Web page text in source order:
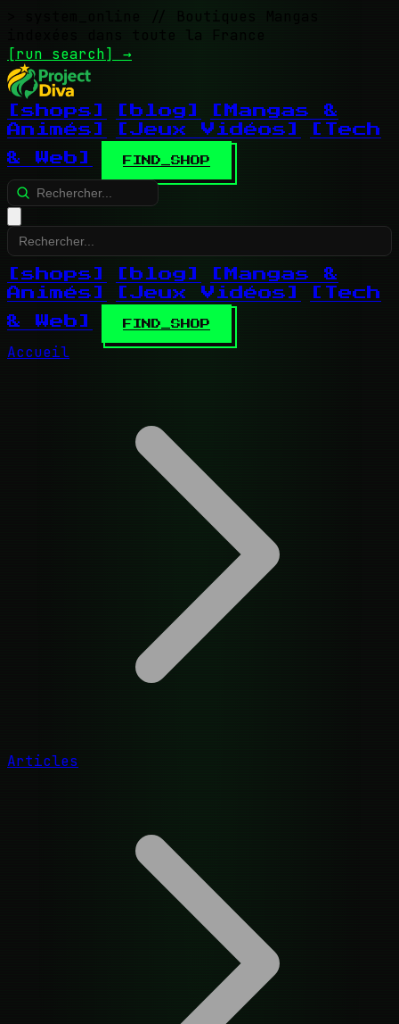
// Boutiques Mangas
indexées dans toute la France
[run search] →
[shops] [blog]
[Mangas &
Animés]
[Jeux Vidéos]
[Tech
& Web]
FIND_SHOP
[shops] [blog]
[Mangas &
Animés]
[Jeux Vidéos]
[Tech
& Web]
FIND_SHOP
Accueil
Articles